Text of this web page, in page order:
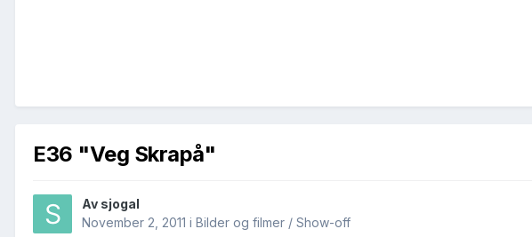
E36 "Veg Skrapå"
Av sjogal
November 2, 2011 i Bilder og filmer / Show-off